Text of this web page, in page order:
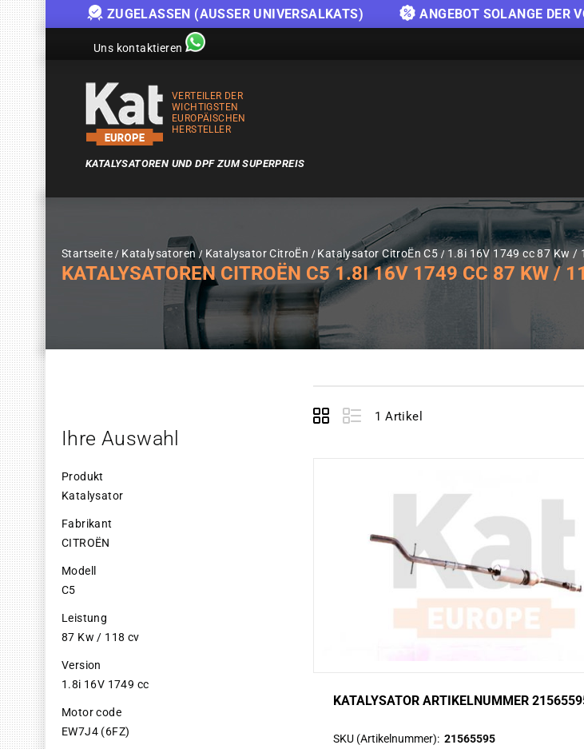
ZUGELASSEN (AUSSER UNIVERSALKATS) ANGEBOT SOLANGE DER
Uns kontaktieren
VERTEILER DER
WICHTIGSTEN
EUROPÄISCHEN
HERSTELLER
KATALYSATOREN UND DPF ZUM SUPERPREIS
Startseite Katalysatoren Katalysator CitroËn Katalysator CitroËn C5 1.8i 16V 1749 cc 87 Kw /
KATALYSATOREN CITROËN C5 1.8I 16V 1749 CC 87 KW /
View
Grid Einstellen
1 Artikel
KATALYSATOR ARTIKELNUMMER
SKU (Artikelnummer) 21565595
Ihre Auswahl
Produkt
Katalysator
Fabrikant
CITROËN
Modell
C5
Leistung
87 Kw / 118 cv
Version
1.8i 16V 1749 cc
Motor code
EW7J4 (6FZ)